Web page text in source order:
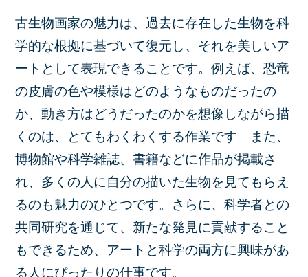
古生物画家の魅力は、過去に存在した生物を科
学的な根拠に基づいて復元し、それを美しいア
ートとして表現できることです。例えば、恐竜
の皮膚の色や模様はどのようなものだったの
か、動き方はどうだったのかを想像しながら描
くのは、とてもわくわくする作業です。また、
博物館や科学雑誌、書籍などに作品が掲載さ
れ、多くの人に自分の描いた生物を見てもらえ
るのも魅力のひとつです。さらに、科学者との
共同研究を通じて、新たな発見に貢献すること
もできるため、アートと科学の両方に興味があ
る人にぴったりの仕事です。